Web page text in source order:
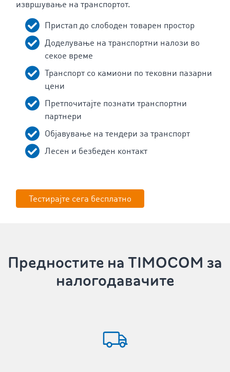
извршување на транспортот.
Пристап до слободен товарен простор
Доделување на транспортни налози во
секое време
Транспорт со камиони по тековни пазарни
цени
Претпочитајте познати транспортни
партнери
Објавување на тендери за транспорт
Лесен и безбеден контакт
Тестирајте сега бесплатно
Предностите на TIMOCOM за
налогодавачите